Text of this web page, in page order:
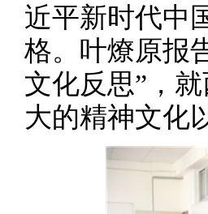
近平新时代中
格。叶燎原报
文化反思”，
大的精神文化